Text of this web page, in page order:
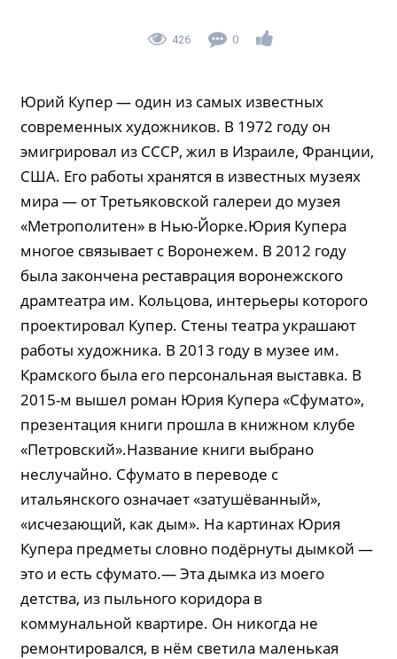
426 0
Юрий Купер — один из самых известных
современных художников. В 1972 году он
эмигрировал из СССР, жил в Израиле, Франции,
США. Его работы хранятся в известных музеях
мира — от Третьяковской галереи до музея
«Метрополитен» в Нью-Йорке.Юрия Купера
многое связывает с Воронежем. В 2012 году
была закончена реставрация воронежского
драмтеатра им. Кольцова, интерьеры которого
проектировал Купер. Стены театра украшают
работы художника. В 2013 году в музее им.
Крамского была его персональная выставка. В
2015-м вышел роман Юрия Купера «Сфумато»,
презентация книги прошла в книжном клубе
«Петровский».Название книги выбрано
неслучайно. Сфумато в переводе с
итальянского означает «затушёванный»,
«исчезающий, как дым». На картинах Юрия
Купера предметы словно подёрнуты дымкой —
это и есть сфумато.— Эта дымка из моего
детства, из пыльного коридора в
коммунальной квартире. Он никогда не
ремонтировался, в нём светила маленькая